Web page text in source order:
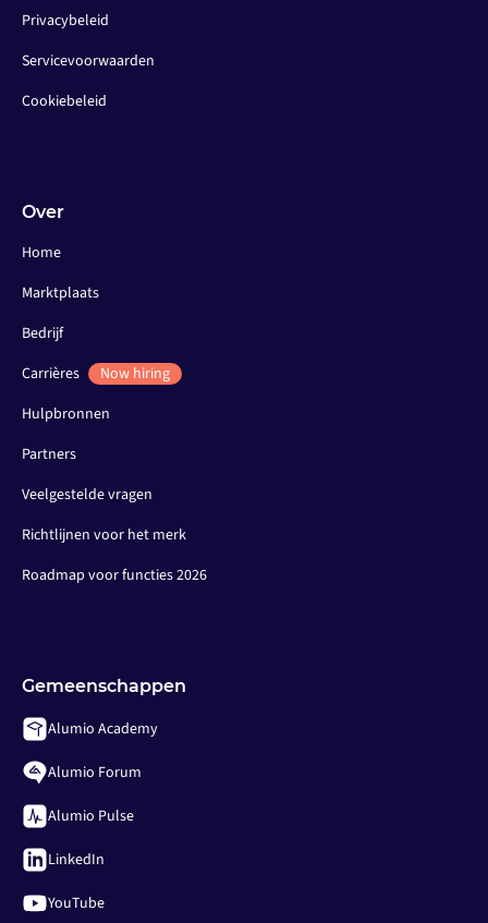
Privacybeleid
Servicevoorwaarden
Cookiebeleid
Over
Home
Marktplaats
Bedrijf
Carrières
Now hiring
Hulpbronnen
Partners
Veelgestelde vragen
Richtlijnen voor het merk
Roadmap voor functies 2026
Gemeenschappen
Alumio Academy
Alumio Forum
Alumio Pulse
LinkedIn
YouTube